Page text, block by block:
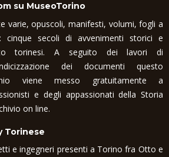
su MuseoTorino
varie, opuscoli, manifesti, volumi, fogli a
cinque secoli di avvenimenti storici e
torinesi. A seguito dei lavori di
dei documenti questo
viene messo gratuitamente a
e degli appassionati della Storia
on line.
Torinese
e ingegneri presenti a Torino fra Otto e